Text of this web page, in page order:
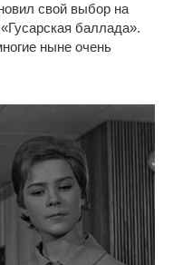
свой выбор на
баллада».
ныне очень